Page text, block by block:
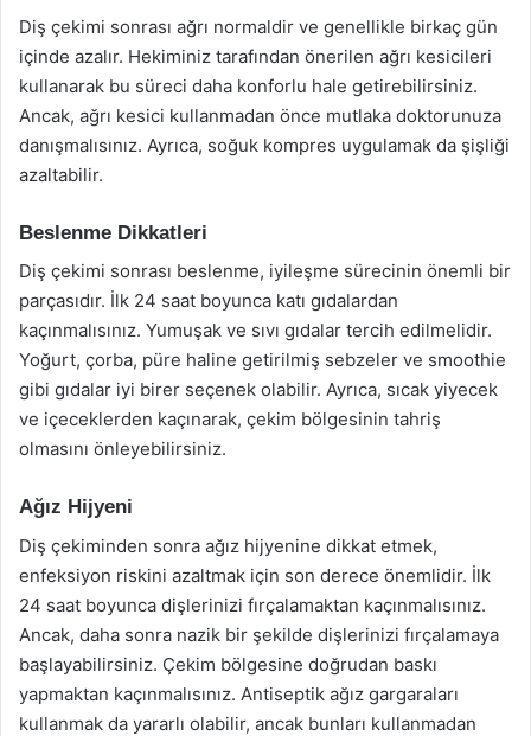
Diş çekimi sonrası ağrı normaldir ve genellikle birkaç gün
içinde azalır. Hekiminiz tarafından önerilen ağrı kesicileri
kullanarak bu süreci daha konforlu hale getirebilirsiniz.
Ancak, ağrı kesici kullanmadan önce mutlaka doktorunuza
danışmalısınız. Ayrıca, soğuk kompres uygulamak da şişliği
azaltabilir.
Beslenme Dikkatleri
Diş çekimi sonrası beslenme, iyileşme sürecinin önemli bir
parçasıdır. İlk 24 saat boyunca katı gıdalardan
kaçınmalısınız. Yumuşak ve sıvı gıdalar tercih edilmelidir.
Yoğurt, çorba, püre haline getirilmiş sebzeler ve smoothie
gibi gıdalar iyi birer seçenek olabilir. Ayrıca, sıcak yiyecek
ve içeceklerden kaçınarak, çekim bölgesinin tahriş
olmasını önleyebilirsiniz.
Ağız Hijyeni
Diş çekiminden sonra ağız hijyenine dikkat etmek,
enfeksiyon riskini azaltmak için son derece önemlidir. İlk
24 saat boyunca dişlerinizi fırçalamaktan kaçınmalısınız.
Ancak, daha sonra nazik bir şekilde dişlerinizi fırçalamaya
başlayabilirsiniz. Çekim bölgesine doğrudan baskı
yapmaktan kaçınmalısınız. Antiseptik ağız gargaraları
kullanmak da yararlı olabilir, ancak bunları kullanmadan